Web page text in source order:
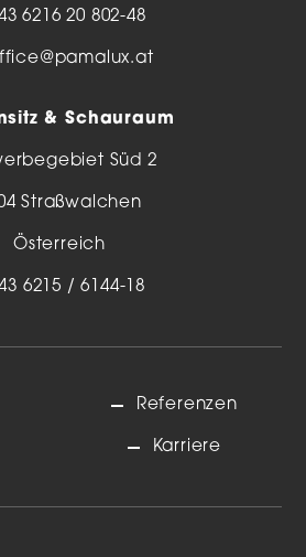
6216 20 802-48
& Schauraum
Süd 2
Straßwalchen
Österreich
6215 / 6144-18
Referenzen
Karriere